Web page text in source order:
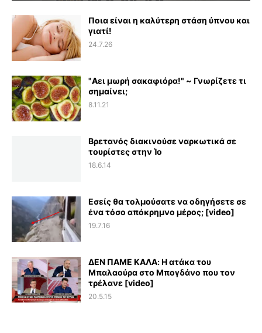
Ποια είναι η καλύτερη στάση ύπνου και
γιατί!
24.7.26
"Αει μωρή σακαφιόρα!" ~ Γνωρίζετε τι
σημαίνει;
8.11.21
Βρετανός διακινούσε ναρκωτικά σε
τουρίστες στην Ίο
18.6.14
Εσείς θα τολμούσατε να οδηγήσετε σε
ένα τόσο απόκρημνο μέρος; [video]
19.7.16
ΔΕΝ ΠΑΜΕ ΚΑΛΑ: Η ατάκα του
Μπαλαούρα στο Μπογδάνο που τον
τρέλανε [video]
20.5.15